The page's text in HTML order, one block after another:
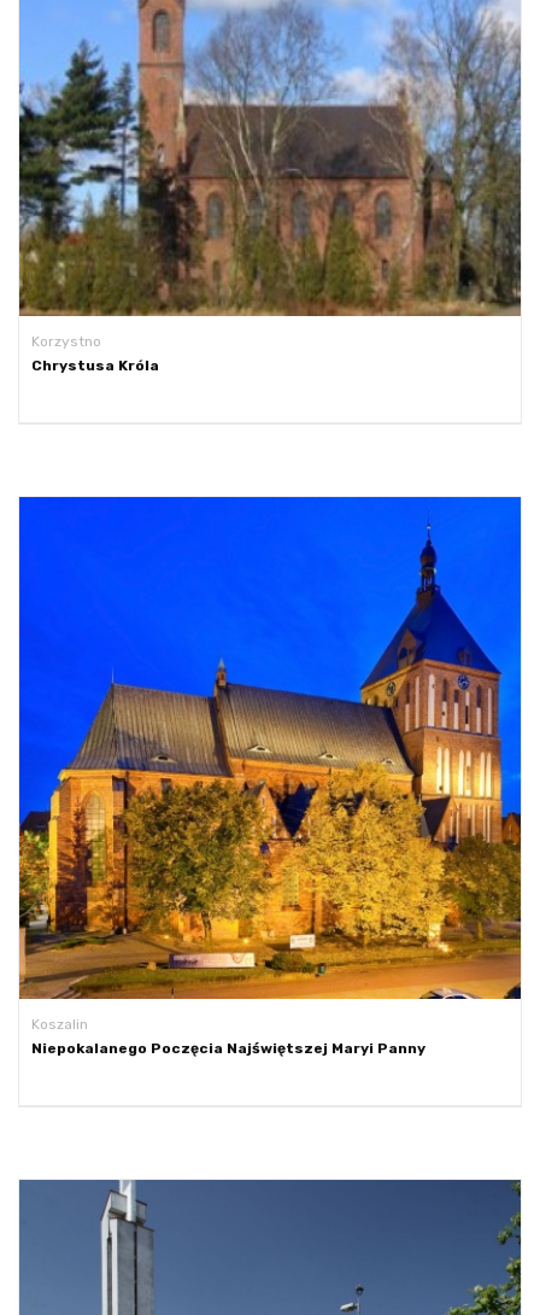
Korzystno
Chrystusa Króla
Koszalin
Niepokalanego Poczęcia Najświętszej Maryi Panny